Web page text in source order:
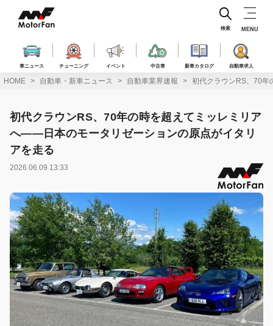
ス
車ニュース チューニング イベント 中古車 新車カタログ 自動車求人
検索 MENU
HOME 自動車・新車ニュース 自動車業界速報 初代クラウンRS、70
初代クラウンRS、70年の時を超えてミッレミリア
へ――日本のモータリゼーションの原点がイタリ
アを走る
2026.06.09 13:33